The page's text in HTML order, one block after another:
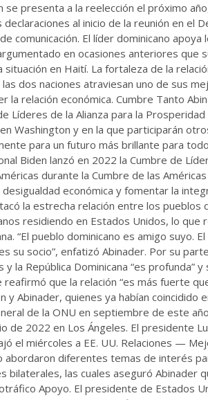
se presenta a la reelección el próximo
al inicio de la reunión en el
comunicación. El líder dominicano
en ocasiones anteriores que
en Haití. La fortaleza de la
dos naciones atraviesan uno de sus
relación económica. Cumbre Tanto
Líderes de la Alianza para la Prosperidad
Washington y en la que participarán
para un futuro más brillante para
Biden lanzó en 2022 la Cumbre de
durante la Cumbre de las
económica y fomentar la
la estrecha relación entre los pueblos
residiendo en Estados Unidos, lo que
“El pueblo dominicano es amigo suyo.
su socio”, enfatizó Abinader. Por su
la República Dominicana “es profunda”
que la relación “es más fuerte
Abinader, quienes ya habían coincidido
de la ONU en septiembre de este
de 2022 en Los Ángeles. El presidente
el miércoles a EE. UU. Relaciones —
abordaron diferentes temas de interés
las cuales aseguró Abinader
Apoyo. El presidente de Estados